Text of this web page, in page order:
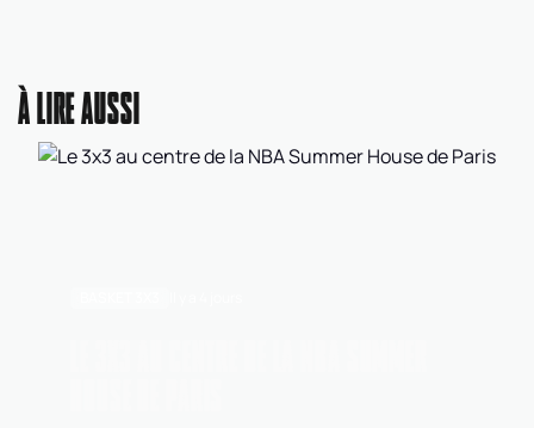
À LIRE AUSSI